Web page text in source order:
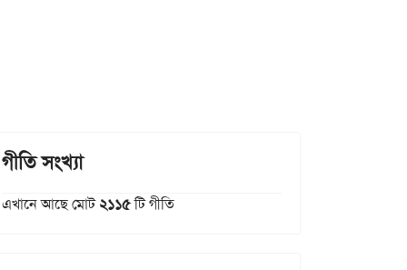
গীতি সংখ্যা
এখানে আছে মোট২১১৫টি গীতি